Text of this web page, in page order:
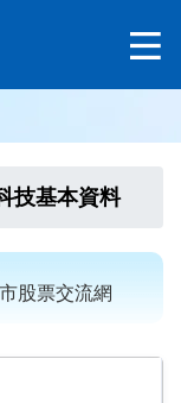
技基本資料
股票交流網